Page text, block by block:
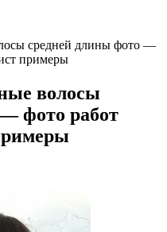
средней длины фото —
примеры
волосы
фото работ